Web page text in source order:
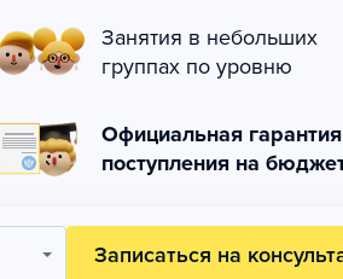
Занятия в небольших
группах по уровню
Официальная гарантия
поступления на
Записаться на